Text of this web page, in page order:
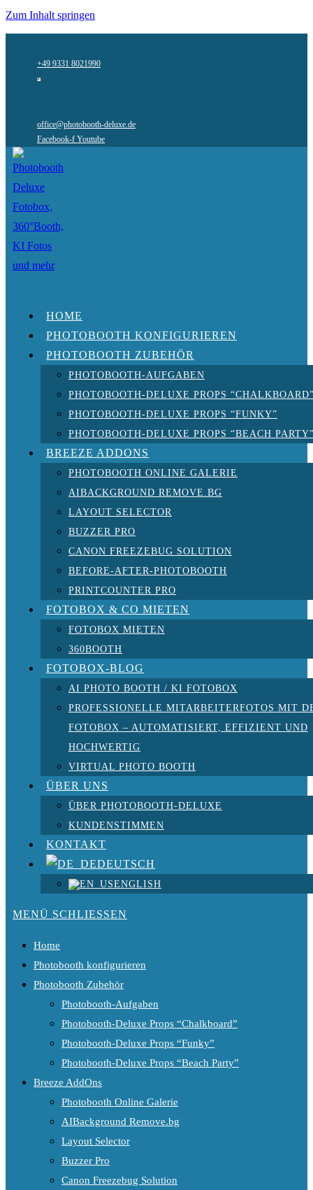
Zum Inhalt springen
+49 9331 8021990
office@photobooth-deluxe.de
Facebook-f Youtube
HOME
PHOTOBOOTH KONFIGURIEREN
PHOTOBOOTH ZUBEHÖR
PHOTOBOOTH-AUFGABEN
PHOTOBOOTH-DELUXE PROPS
PHOTOBOOTH-DELUXE PROPS “FUNKY”
PHOTOBOOTH-DELUXE PROPS “BEACH
BREEZE ADDONS
PHOTOBOOTH ONLINE GALERIE
AIBACKGROUND REMOVE.BG
LAYOUT SELECTOR
BUZZER PRO
CANON FREEZEBUG SOLUTION
BEFORE-AFTER-PHOTOBOOTH
PRINTCOUNTER PRO
FOTOBOX & CO MIETEN
FOTOBOX MIETEN
360BOOTH
FOTOBOX-BLOG
AI PHOTO BOOTH / KI FOTOBOX
PROFESSIONELLE MITARBEITERFOTOS MIT
FOTOBOX – AUTOMATISIERT, EFFIZIENT UND
HOCHWERTIG
VIRTUAL PHOTO BOOTH
ÜBER UNS
ÜBER PHOTOBOOTH-DELUXE
KUNDENSTIMMEN
KONTAKT
DEUTSCH
ENGLISH
MENÜ SCHLIESSEN
Home
Photobooth konfigurieren
Photobooth Zubehör
Photobooth-Aufgaben
Photobooth-Deluxe Props “Chalkboard”
Photobooth-Deluxe Props “Funky”
Photobooth-Deluxe Props “Beach Party”
Breeze AddOns
Photobooth Online Galerie
AIBackground Remove.bg
Layout Selector
Buzzer Pro
Canon Freezebug Solution